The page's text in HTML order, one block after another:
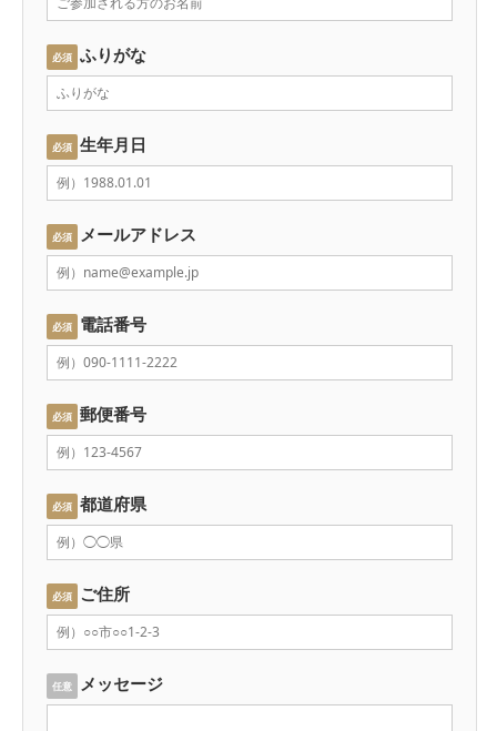
必須 ふりがな
必須 生年月日
必須 メールアドレス
必須 電話番号
必須 郵便番号
必須 都道府県
必須 ご住所
任意 メッセージ